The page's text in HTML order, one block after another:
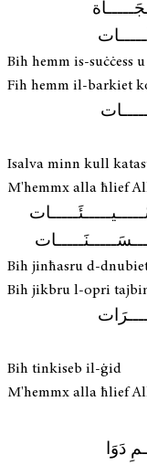
Bih hemm is-suċċess
Fih hemm il-barkiet
Isalva minn kull
M'hemmx alla ħlief
Bih jinħasru d-
Bih jikbru l-opri
Bih tinkiseb il-ġid
M'hemmx alla ħlief
دَوَا